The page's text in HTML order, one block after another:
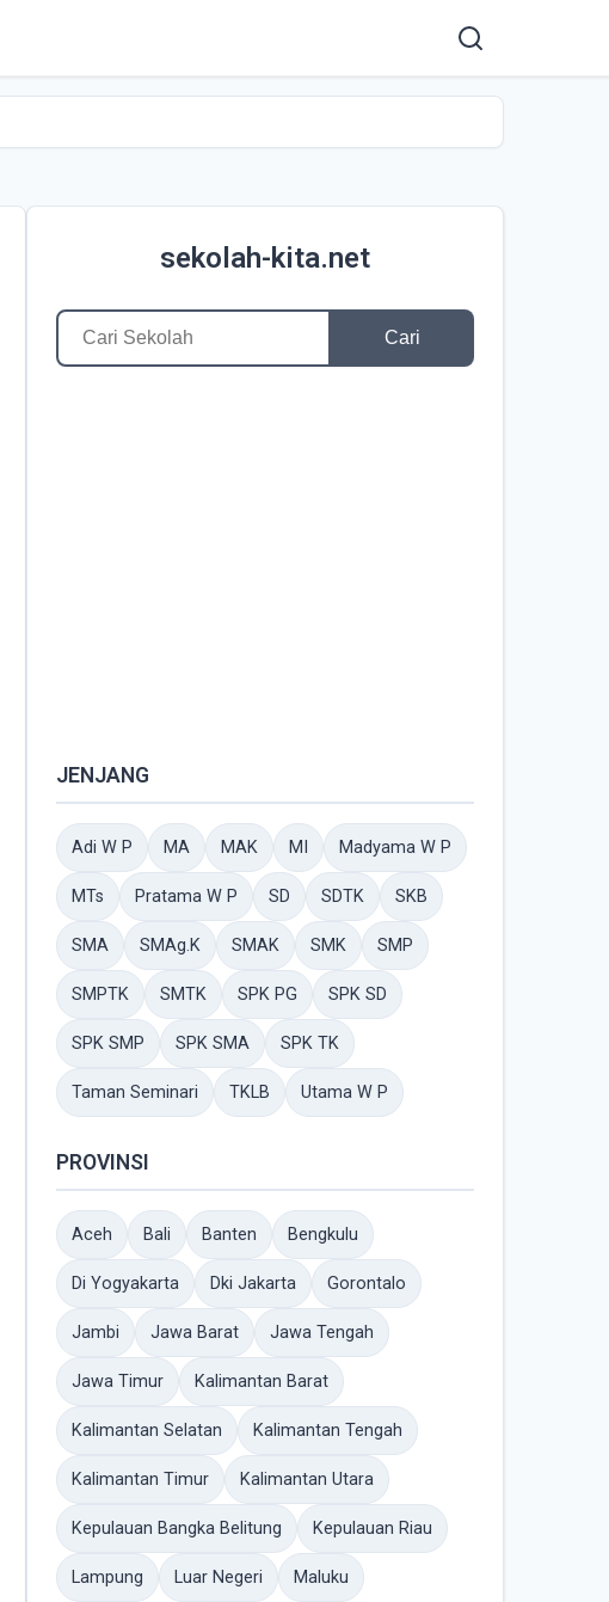
sekolah-kita.net
Cari
JENJANG
Adi W P MA MAK MI Madyama W P
MTs Pratama W P SD SDTK SKB
SMA SMAg.K SMAK SMK SMP
SMPTK SMTK SPK PG SPK SD
SPK SMP SPK SMA SPK TK
Taman Seminari TKLB Utama W P
PROVINSI
Aceh Bali Banten Bengkulu
Di Yogyakarta Dki Jakarta Gorontalo
Jambi Jawa Barat Jawa Tengah
Jawa Timur Kalimantan Barat
Kalimantan Selatan Kalimantan Tengah
Kalimantan Timur Kalimantan Utara
Kepulauan Bangka Belitung Kepulauan Riau
Lampung Luar Negeri Maluku